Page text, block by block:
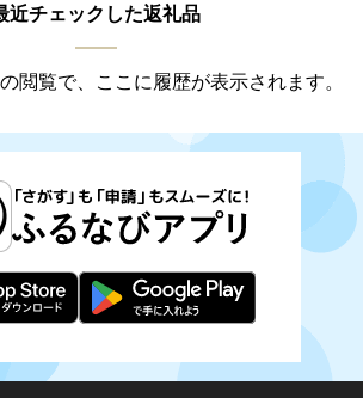
近チェックした返礼品
閲覧で、ここに履歴が表示されます。